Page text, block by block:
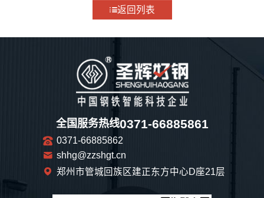
返回列表
全国服务热线0371-66885861
0371-66885862
shhg@zzshgt.cn
郑州市管城回族区建正东方中心D座21层